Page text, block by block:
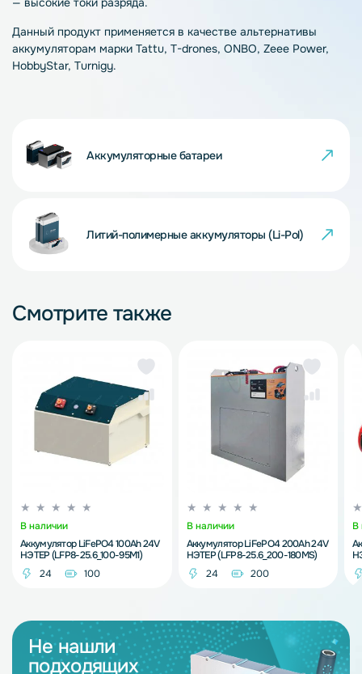
Данный продукт применяется в качестве альтернативы
аккумуляторам марки Tattu, T-drones, ONBO, Zeee Power,
HobbyStar, Turnigy.
Аккумуляторные батареи
Литий-полимерные аккумуляторы (Li-Pol)
Смотрите также
В наличии
Аккумулятор LiFePO4 100Ah 24V
НЭТЕР (LFP8-25.6_100-95M1)
24
100
В наличии
Аккумулятор LiFePO4 200Ah 24V
НЭТЕР (LFP8-25.6_200-180MS)
24
200
В
Не нашли
подходящих